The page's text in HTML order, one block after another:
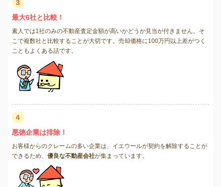
3
最大6社と比較！
素人では1社のみの不動産査定金額が高いかどうか見当が付きません。そ
こで複数社と比較することが大切です。売却価格に100万円以上差がつく
こともよくある話です。
4
悪徳企業は排除！
お客様からのクレームの多い企業は、イエウールが契約を解除することが
できるため、 優良な不動産会社が集まっています。